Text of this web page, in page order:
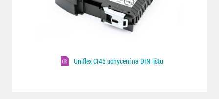
Uniflex CI45 uchycení na DIN lištu